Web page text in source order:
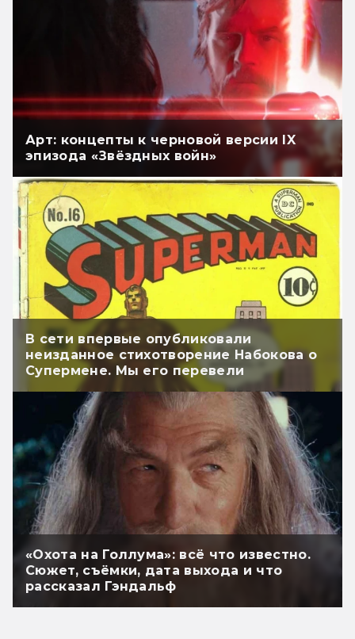
Арт: концепты к черновой версии IX
эпизода «Звёздных войн»
В сети впервые опубликовали
неизданное стихотворение Набокова о
Супермене. Мы его перевели
«Охота на Голлума»: всё что известно.
Сюжет, съёмки, дата выхода и что
рассказал Гэндальф